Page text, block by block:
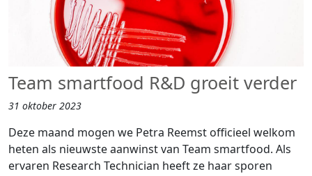
Team smartfood R&D groeit verder
31 oktober 2023
Deze maand mogen we Petra Reemst officieel welkom
heten als nieuwste aanwinst van Team smartfood. Als
ervaren Research Technician heeft ze haar sporen